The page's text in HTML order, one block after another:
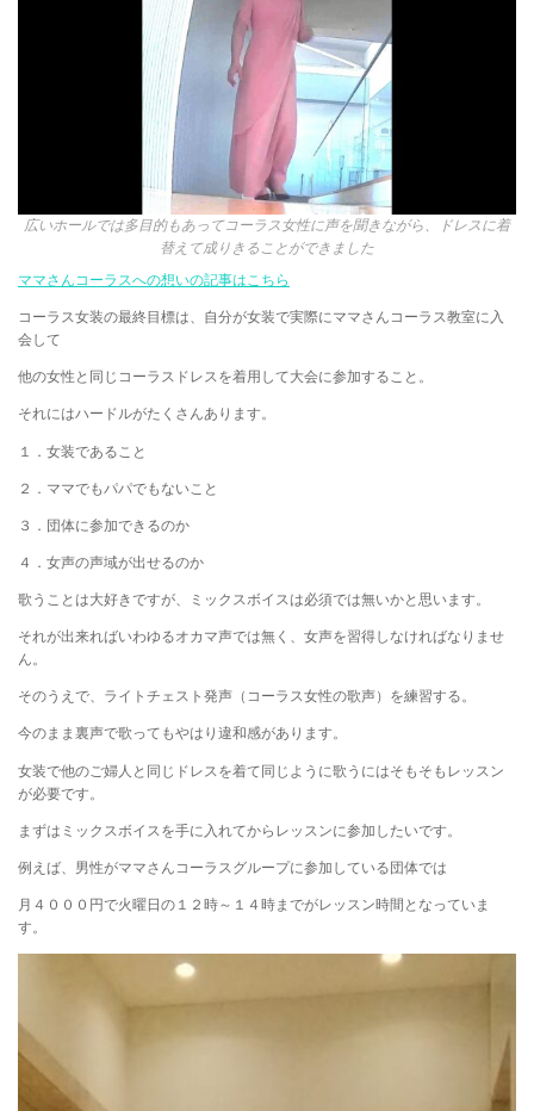
広いホールでは多目的もあってコーラス女性に声を聞きながら、ドレスに着
替えて成りきることができました
ママさんコーラスへの想いの記事はこちら
コーラス女装の最終目標は、自分が女装で実際にママさんコーラス教室に入
会して
他の女性と同じコーラスドレスを着用して大会に参加すること。
それにはハードルがたくさんあります。
１．女装であること
２．ママでもパパでもないこと
３．団体に参加できるのか
４．女声の声域が出せるのか
歌うことは大好きですが、ミックスボイスは必須では無いかと思います。
それが出来ればいわゆるオカマ声では無く、女声を習得しなければなりませ
ん。
そのうえで、ライトチェスト発声（コーラス女性の歌声）を練習する。
今のまま裏声で歌ってもやはり違和感があります。
女装で他のご婦人と同じドレスを着て同じように歌うにはそもそもレッスン
が必要です。
まずはミックスボイスを手に入れてからレッスンに参加したいです。
例えば、男性がママさんコーラスグループに参加している団体では
月４０００円で火曜日の１２時～１４時までがレッスン時間となっていま
す。